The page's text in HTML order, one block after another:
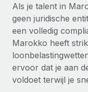
Meer informatie
Als je talent in
geen juridische
een volledig
Marokko heeft
ervoor dat je aan
voldoet terwijl je